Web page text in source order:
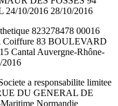
24/10/2016 28/10/2016
823278478 00016
Coiffure 83 BOULEVARD
Cantal Auvergne-Rhône-
a responsabilite limitee
DU GENERAL DE
Normandie